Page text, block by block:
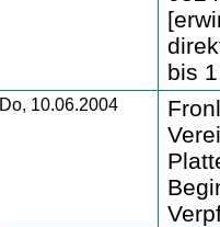
bis
Do, 10.06.2004